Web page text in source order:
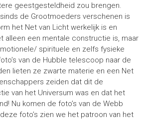
geestgesteldheid zou brengen.
de Grootmoeders verschenen is
het Net van Licht werkelijk is en
alleen een mentale constructie is, maar
spirituele en zelfs fysieke
van de Hubble telescoop naar de
lieten ze zwarte materie en een Net
zeiden dat dit de
van het Universum was en dat het
Nu komen de foto’s van de Webb
foto’s zien we het patroon van het